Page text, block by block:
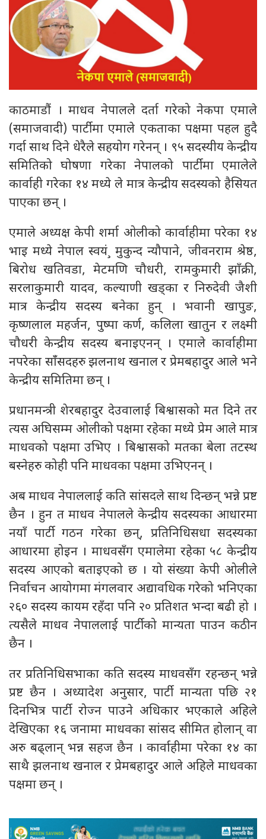
काठमाडाैं । माधव नेपालले दर्ता गरेको नेकपा एमाले
(समाजवादी) पार्टीमा एमाले एकताका पक्षमा पहल हुदै
गर्दा साथ दिने धेरैले सहयोग गरेनन् । ९५ सदस्यीय केन्द्रीय
समितिको घोषणा गरेका नेपालको पार्टीमा एमालेले
कार्वाही गरेका १४ मध्ये ले मात्र केन्द्रीय सदस्यको हैसियत
पाएका छन् ।
एमाले अध्यक्ष केपी शर्मा ओलीको कार्वाहीमा परेका १४
भाइ मध्ये नेपाल स्वयं¸ मुकुन्द न्यौपाने, जीवनराम श्रेष्ठ,
बिरोध खतिवडा, मेटमणि चौधरी, रामकुमारी झाँक्री,
सरलाकुमारी यादव, कल्याणी खड्का र निरुदेवी जैशी
मात्र केन्द्रीय सदस्य बनेका हुन् । भवानी खापुङ,
कृष्णलाल महर्जन, पुष्पा कर्ण, कलिला खातुन र लक्ष्मी
चौधरी केन्द्रीय सदस्य बनाइएनन् । एमाले कार्वाहीमा
नपरेका साँंसदहरु झलनाथ खनाल र प्रेमबहादुर आले भने
केन्द्रीय समितिमा छन् ।
प्रधानमन्त्री शेरबहादुर देउवालाई बिश्वासको मत दिने तर
त्यस अघिसम्म ओलीको पक्षमा रहेका मध्ये प्रेम आले मात्र
माधवको पक्षमा उभिए । बिश्वासको मतका बेला तटस्थ
बस्नेहरु कोही पनि माधवका पक्षमा उभिएनन् ।
अब माधव नेपाललाई कति सांसदले साथ दिन्छन् भन्ने प्रष्ट
छैन । हुन त माधव नेपालले केन्द्रीय सदस्यका आधारमा
नयाँ पार्टी गठन गरेका छन्, प्रतिनिधिसधा सदस्यका
आधारमा होइन । माधवसँग एमालेमा रहेका ५८ केन्द्रीय
सदस्य आएको बताइएको छ । यो संख्या केपी ओलीले
निर्वाचन आयोगमा मंगलवार अद्यावधिक गरेको भनिएका
२६० सदस्य कायम रहँदा पनि २० प्रतिशत भन्दा बढी हो ।
त्यसैले माधव नेपाललाई पार्टीको मान्यता पाउन कठीन
छैन ।
तर प्रतिनिधिसभाका कति सदस्य माधवसँग रहन्छन् भन्ने
प्रष्ट छैन । अध्यादेश अनुसार, पार्टी मान्यता पछि २१
दिनभित्र पार्टी रोज्न पाउने अधिकार भएकाले अहिले
देखिएका १६ जनामा माधवका सांसद सीमित होलान् वा
अरु बढ्लान् भन्न सहज छैन । कार्वाहीमा परेका १४ का
साथै झलनाथ खनाल र प्रेमबहादुर आले अहिले माधवका
पक्षमा छन् ।